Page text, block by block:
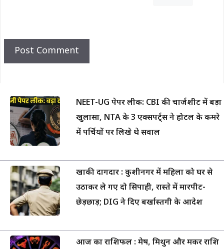
NEET-UG पेपर लीक: CBI की चार्जशीट में बड़ा
खुलासा, NTA के 3 एक्सपर्ट्स ने होटल के कमरे
में पर्चियों पर लिखे थे सवाल
खाकी दागदार : कुशीनगर में महिला को घर से
उठाकर ले गए दो सिपाही, रास्ते में मारपीट-
छेड़छाड़; DIG ने दिए बर्खास्तगी के आदेश
आज का राशिफल : मेष, मिथुन और मकर राशि